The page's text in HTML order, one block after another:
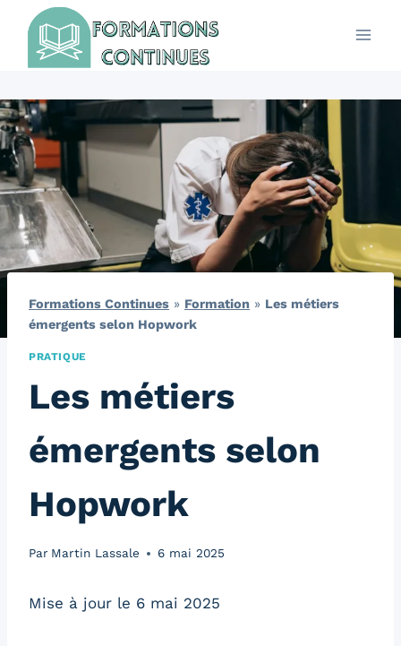
contenu
Formations Continues » Formation » Les métiers
émergents selon Hopwork
PRATIQUE
Les métiers
émergents selon
Hopwork
Par Martin Lassale 6 mai 2025
Mise à jour le 6 mai 2025